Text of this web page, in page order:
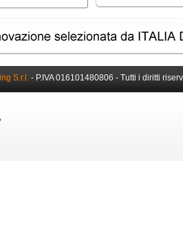
S.r.l. - P.IVA 016101480806 - Tutti i diritti